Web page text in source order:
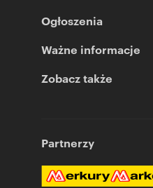
Ogłoszenia
Ważne informacje
Zobacz także
Partnerzy